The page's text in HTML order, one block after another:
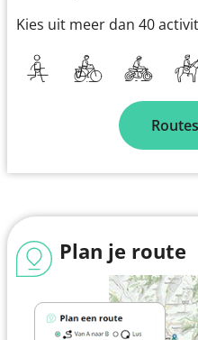
Kies uit meer dan 40
Plan je route